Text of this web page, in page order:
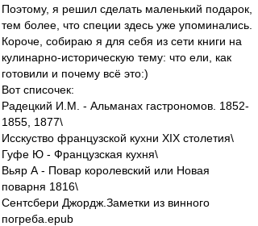
Поэтому, я решил сделать маленький подарок,
тем более, что специи здесь уже упоминались.
Короче, собираю я для себя из сети книги на
кулинарно-историческую тему: что ели, как
готовили и почему всё это:)
Вот списочек:
Радецкий И.М. - Альманах гастрономов. 1852-
1855, 1877\
Исскуство французской кухни XIX столетия\
Гуфе Ю - Французская кухня\
Вьяр А - Повар королевский или Новая
поварня 1816\
Сентсбери Джордж.Заметки из винного
погреба.epub